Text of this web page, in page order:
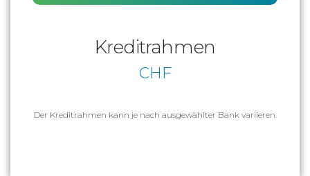
Kreditrahmen
CHF
Der Kreditrahmen kann je nach ausgewählter Bank variieren.